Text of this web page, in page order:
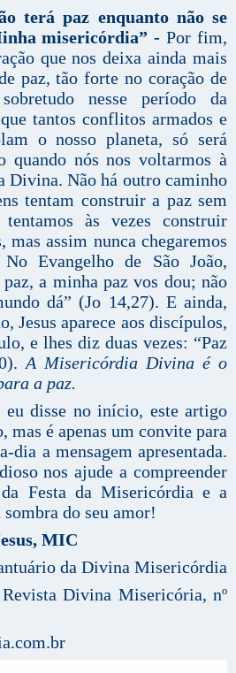
terá paz enquanto não se
misericórdia” -Por fim,
que nos deixa ainda mais
paz, tão forte no coração de
nesse período da
tantos conflitos armados e
o nosso planeta, só será
quando nós nos voltarmos à
Divina. Não há outro caminho
tentam construir a paz sem
às vezes construir
mas assim nunca chegaremos
Evangelho de São João,
a minha paz vos dou; não
dá” (Jo 14,27). E ainda,
Jesus aparece aos discípulos,
e lhes diz duas vezes: “Paz
A Misericórdia Divina é o
a paz.
disse no início, este artigo
mas é apenas um convite para
dia a mensagem apresentada.
nos ajude a compreender
Festa da Misericórdia e a
do seu amor!
MIC
da Divina Misericórdia
Divina Misericória, nº